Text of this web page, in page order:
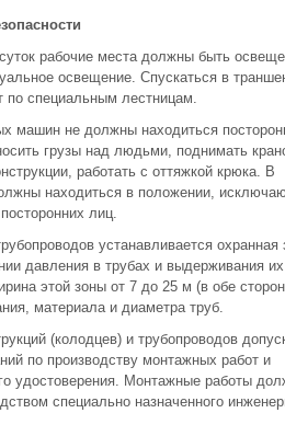
рабочие места должны быть
освещение. Спускаться в
по специальным лестницам.
машин не должны находиться
грузы над людьми, поднимать
работать с оттяжкой крюка. В
находиться в положении,
лиц.
устанавливается охранная
давления в трубах и выдерживания
этой зоны от 7 до 25 м (в обе
материала и диаметра труб.
(колодцев) и трубопроводов
по производству монтажных работ и
удостоверения. Монтажные работы
специально назначенного